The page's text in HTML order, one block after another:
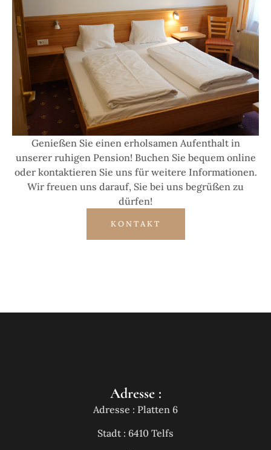
Genießen Sie einen erholsamen Aufenthalt in
unserer ruhigen Pension! Buchen Sie bequem online
oder kontaktieren Sie uns für weitere Informationen.
Wir freuen uns darauf, Sie bei uns begrüßen zu
dürfen!
KONTAKT
Adresse :
Adresse : Platten 6
Stadt : 6410 Telfs